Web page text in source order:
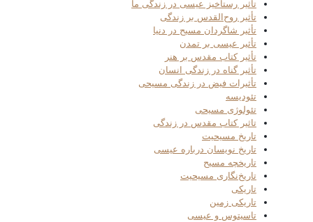
تأثیر رستاخیز عیسی در زندگی ما
تأثیر روح‌القدس بر زندگی
تأثیر شاگردان مسیح در دنیا
تأثیر عیسی بر تمدن
تأثیر کتاب مقدس بر هنر
تأثیر گناه در زندگی انسان
تأثیرات فیض در زندگی مسیحی
تئودیسه
تئولوژی مسیحی
تاثیر کتاب مقدس در زندگی
تاریخ مسیحیت
تاریخ نویسان درباره عیسی
تاریخچه مسیح
تاریخ‌نگاری مسیحیت
تاریکی
تاریکی زمین
تاسیتوس و عیسی